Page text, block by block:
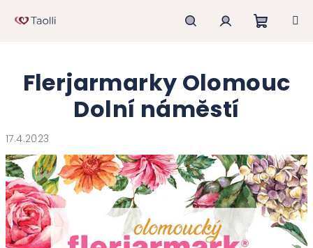
košík
Flerjarmarky Olomouc
Dolní náměstí
17.4.2023